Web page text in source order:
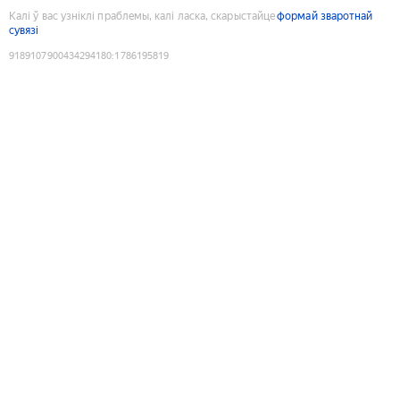
Калі ў вас узніклі праблемы, калі ласка, скарыстайцеформай зваротнай
сувязі
9189107900434294180:1786195819